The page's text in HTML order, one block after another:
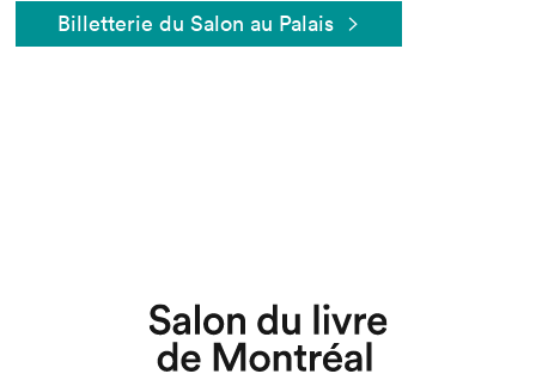
Billetterie du Salon au Palais